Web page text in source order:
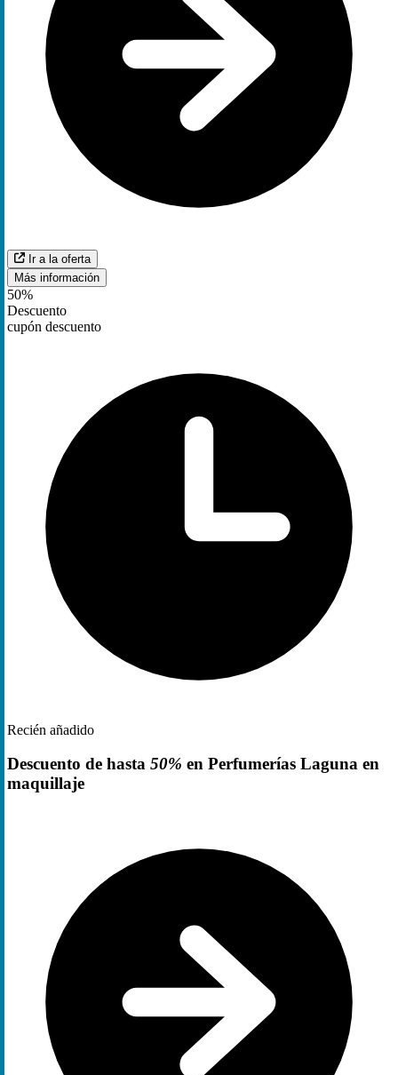
Ir a la oferta
Más información
50%
Descuento
cupón descuento
Recién añadido
Descuento de hasta 50% en Perfumerías Laguna en
maquillaje